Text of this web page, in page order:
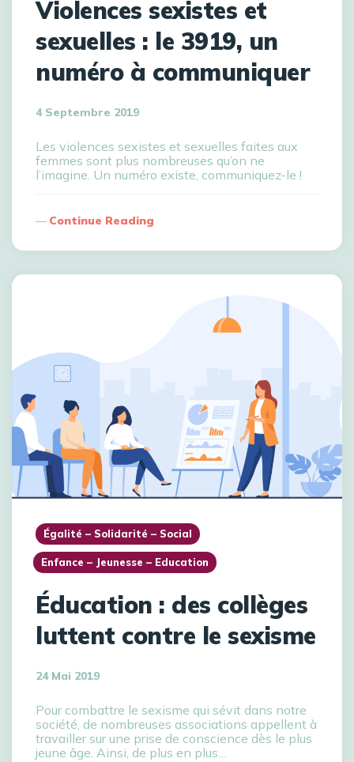
Violences sexistes et
sexuelles : le 3919, un
numéro à communiquer
4 Septembre 2019
Les violences sexistes et sexuelles faites aux
femmes sont plus nombreuses qu’on ne
l’imagine. Un numéro existe, communiquez-le !
Continue Reading
Égalité – Solidarité – Social
Enfance – Jeunesse – Education
Éducation : des collèges
luttent contre le sexisme
24 Mai 2019
Pour combattre le sexisme qui sévit dans notre
société, de nombreuses associations appellent à
travailler sur une prise de conscience dès le plus
jeune âge. Ainsi, de plus en plus…